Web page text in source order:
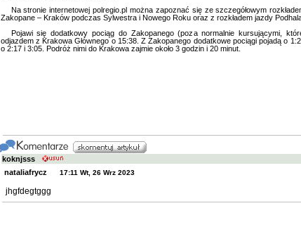
Na stronie internetowej polregio.pl można zapoznać się ze szczegółowym
Zakopane – Kraków podczas Sylwestra i Nowego Roku oraz z rozkładem jazdy
Pojawi się dodatkowy pociąg do Zakopanego (poza normalnie kursującymi,
odjazdem z Krakowa Głównego o 15:38. Z Zakopanego dodatkowe pociągi pojadą o
o 2:17 i 3:05. Podróż nimi do Krakowa zajmie około 3 godzin i 20 minut.
koknjsss
nataliafrycz
17:11 Wt, 26 Wrz 2023
jhgfdegtggg